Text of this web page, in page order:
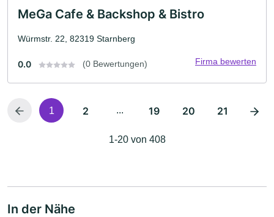
MeGa Cafe & Backshop & Bistro
Würmstr. 22, 82319 Starnberg
0.0 (0 Bewertungen) Firma bewerten
1 2 ... 19 20 21
1-20 von 408
In der Nähe